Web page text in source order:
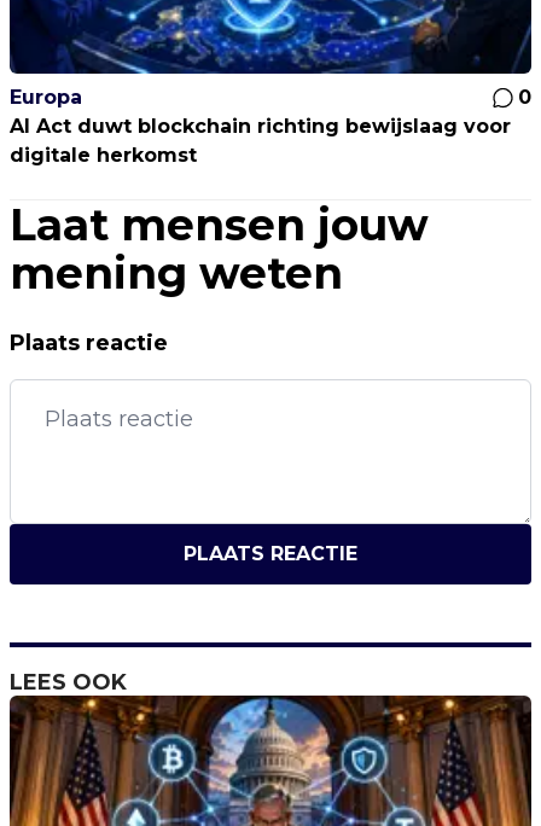
Europa
0
AI Act duwt blockchain richting bewijslaag voor
digitale herkomst
Laat mensen jouw
mening weten
Plaats reactie
PLAATS REACTIE
LEES OOK